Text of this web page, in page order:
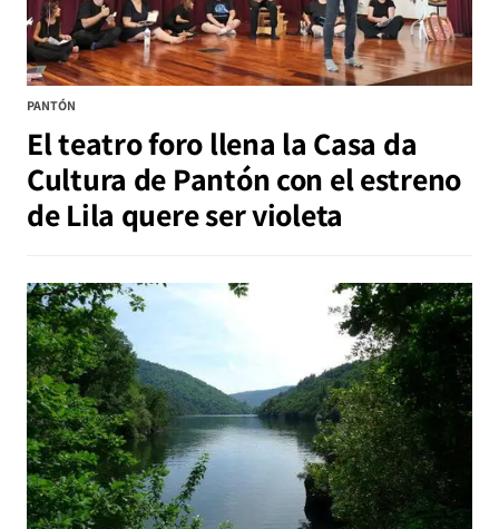
PANTÓN
El teatro foro llena la Casa da
Cultura de Pantón con el estreno
de Lila quere ser violeta